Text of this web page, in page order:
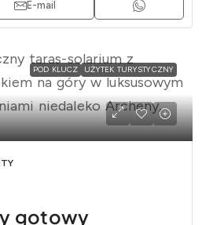
E-mail
POD KLUCZ UŻYTEK TURYSTYCZNY
gotowy